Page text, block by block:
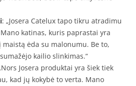
: „Josera Catelux tapo tikru atradimu
katinas, kuris paprastai yra
ėda su malonumu. Be to,
kailio slinkimas.“
Josera produktai yra šiek tiek
kad jų kokybė to verta. Mano